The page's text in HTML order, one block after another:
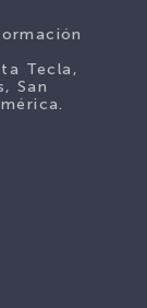
Tecla,
San